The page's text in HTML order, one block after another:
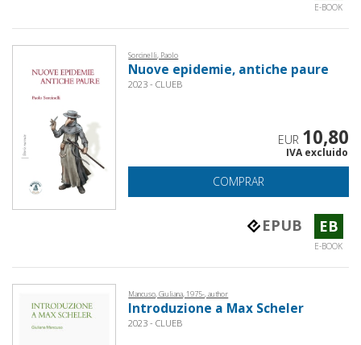
E-BOOK
Sorcinelli, Paolo
Nuove epidemie, antiche paure
2023 - CLUEB
EUR 10,80
IVA excluido
COMPRAR
EPUB EB
E-BOOK
Mancuso, Giuliana, 1975-, author
Introduzione a Max Scheler
2023 - CLUEB